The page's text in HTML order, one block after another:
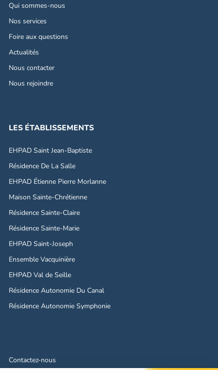
Qui sommes-nous
Nos services
Foire aux questions
Actualités
Nous contacter
Nous rejoindre
LES ÉTABLISSEMENTS
EHPAD Saint Jean-Baptiste
Résidence De La Salle
EHPAD Étienne Pierre Morlanne
Maison Sainte-Chrétienne
Résidence Sainte-Claire
Résidence Sainte-Marie
EHPAD Saint-Joseph
Ensemble Vacquinière
EHPAD Val de Seille
Résidence Autonomie Du Canal
Résidence Autonomie Symphonie
Contactez-nous